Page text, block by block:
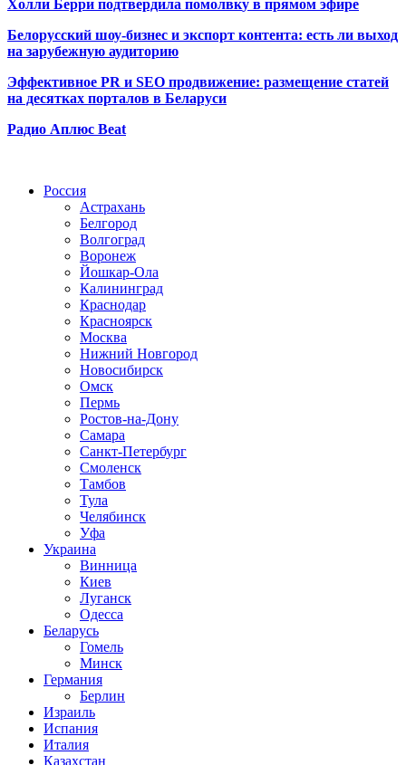
Холли Берри подтвердила помолвку в прямом эфире
Белорусский шоу-бизнес и экспорт контента: есть ли выход
на зарубежную аудиторию
Эффективное PR и SEO продвижение: размещение статей
на десятках порталов в Беларуси
Радио Аплюс Beat
Россия
Астрахань
Белгород
Волгоград
Воронеж
Йошкар-Ола
Калининград
Краснодар
Красноярск
Москва
Нижний Новгород
Новосибирск
Омск
Пермь
Ростов-на-Дону
Самара
Санкт-Петербург
Смоленск
Тамбов
Тула
Челябинск
Уфа
Украина
Винница
Киев
Луганск
Одесса
Беларусь
Гомель
Минск
Германия
Берлин
Израиль
Испания
Италия
Казахстан